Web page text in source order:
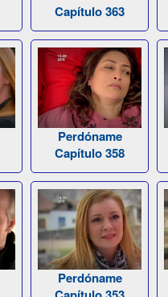
Capítulo 363
Perdóname
Capítulo 358
Perdóname